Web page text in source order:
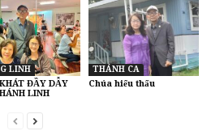
LINH
ĐẦY DẪY
LINH
THÁNH CA
Chúa hiểu thấu